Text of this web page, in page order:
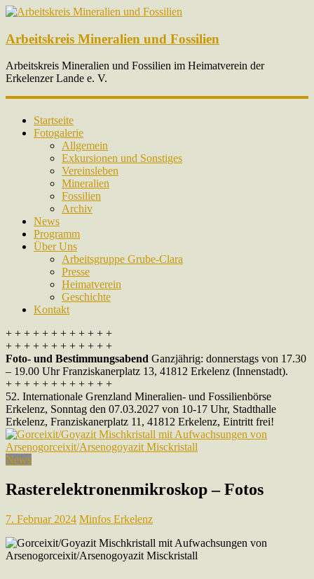
Arbeitskreis Mineralien und Fossilien
Arbeitskreis Mineralien und Fossilien im Heimatverein der
Erkelenzer Lande e. V.
Startseite
Fotogalerie
Allgemein
Exkursionen und Sonstiges
Vereinsleben
Mineralien
Fossilien
Archiv
News
Programm
Über Uns
Arbeitsgruppe Grube-Clara
Presse
Heimatverein
Geschichte
Kontakt
+ + + + + + + + + + + +
+ + + + + + + + + + + +
Foto- und Bestimmungsabend Ganzjährig: donnerstags von 17.30
– 19.00 Uhr Franziskanerplatz 13, 41812 Erkelenz (Innenstadt).
+ + + + + + + + + + + +
52. Internationale Grenzland Mineralien- und Fossilienbörse
Erkelenz, Sonntag den 07.03.2027 von 10-17 Uhr, Stadthalle
Erkelenz, Franziskanerplatz 11, 41812 Erkelenz, Eintritt frei!
News
Rasterelektronenmikroskop – Fotos
7. Februar 2024 Minfos Erkelenz